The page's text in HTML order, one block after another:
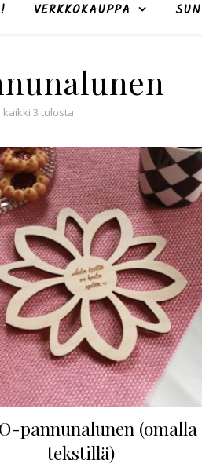
VERKKOKAUPPA
3 tulosta
pannunalunen (omalla
tekstillä)